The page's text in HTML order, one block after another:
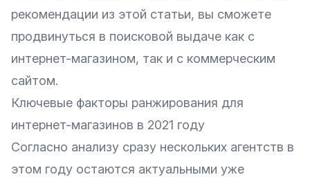
рекомендации из этой статьи, вы сможете
продвинуться в поисковой выдаче как с
интернет-магазином, так и с коммерческим
сайтом.
Ключевые факторы ранжирования для
интернет-магазинов в 2021 году
Согласно анализу сразу нескольких агентств в
этом году остаются актуальными уже